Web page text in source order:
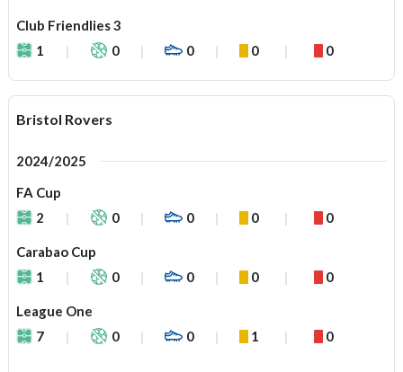
Club Friendlies 3
1
0 0 0 0
Bristol Rovers
2024/2025
FA Cup
2
0 0 0 0
Carabao Cup
1
0 0 0 0
League One
7
0 0 1 0